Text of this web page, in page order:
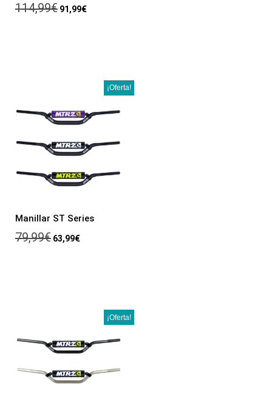
114,99€ 91,99€
¡Oferta!
Manillar ST Series
79,99€ 63,99€
¡Oferta!